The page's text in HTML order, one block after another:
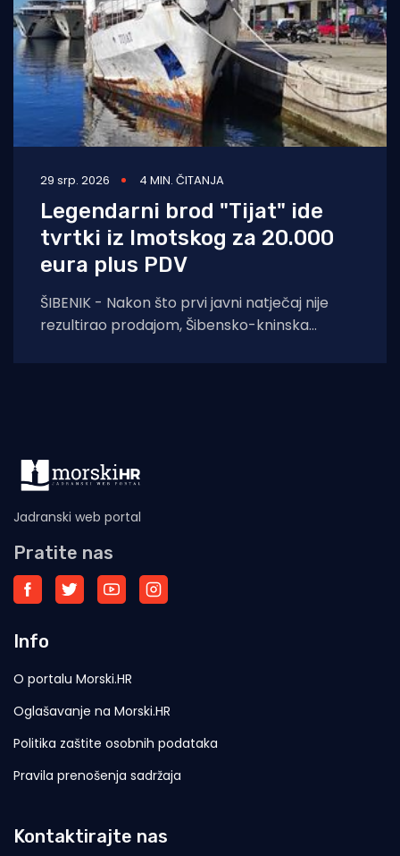
29 srp. 2026 4 MIN. ČITANJA
Legendarni brod "Tijat" ide
tvrtki iz Imotskog za 20.000
eura plus PDV
ŠIBENIK - Nakon što prvi javni natječaj nije
rezultirao prodajom, Šibensko-kninska
Jadranski web portal
Pratite nas
Info
O portalu Morski.HR
Oglašavanje na Morski.HR
Politika zaštite osobnih podataka
Pravila prenošenja sadržaja
Kontaktirajte nas